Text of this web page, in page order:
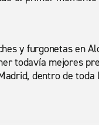
y furgonetas en
todavía mejores
dentro de